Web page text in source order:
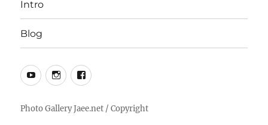
Intro
Blog
YouTubeInstagramFacebook